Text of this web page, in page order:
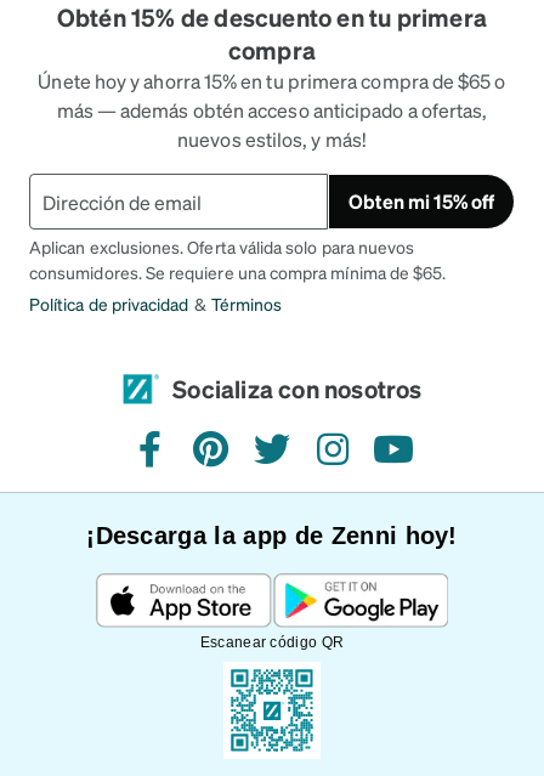
Obtén 15% de descuento en tu primera
compra
Únete hoy y ahorra 15% en tu primera compra de $65 o
más — además obtén acceso anticipado a ofertas,
nuevos estilos, y más!
Obten mi 15% off
Aplican exclusiones. Oferta válida solo para nuevos
consumidores. Se requiere una compra mínima de $65.
Política de privacidad & Términos
Socializa con nosotros
FacebookPinterestTwitterInstagramYouTube
¡Descarga la app de Zenni hoy!
Escanear código QR